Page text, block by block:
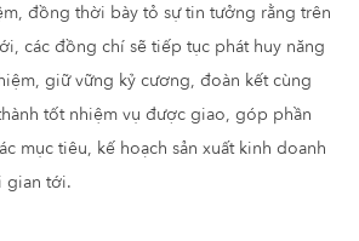
đồng thời bày tỏ sự tin tưởng rằng trên
các đồng chí sẽ tiếp tục phát huy năng
giữ vững kỷ cương, đoàn kết cùng
tốt nhiệm vụ được giao, góp phần
mục tiêu, kế hoạch sản xuất kinh doanh
gian tới.